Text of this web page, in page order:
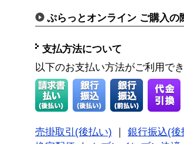
ぷらっとオンライン ご購入の
支払方法について
以下のお支払い方法がご利用で
売掛取引(後払い)
銀行振込(後